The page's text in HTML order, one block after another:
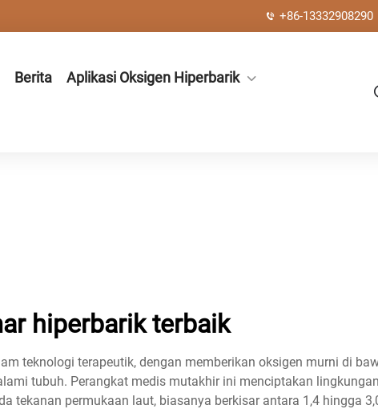
+86-13332908290
Berita
Aplikasi Oksigen Hiperbarik
hiperbarik terbaik
teknologi terapeutik, dengan memberikan oksigen murni di
tubuh. Perangkat medis mutakhir ini menciptakan
tekanan permukaan laut, biasanya berkisar antara 1,4 hingga